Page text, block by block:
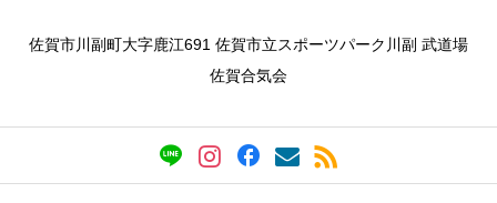
佐賀市川副町大字鹿江691 佐賀市立スポーツパーク川副 武道場
佐賀合気会